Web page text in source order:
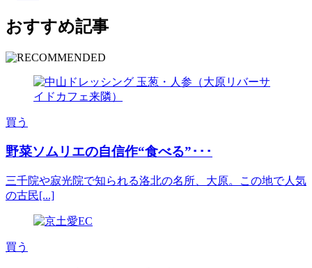
おすすめ記事
買う
野菜ソムリエの自信作“食べる”･･･
三千院や寂光院で知られる洛北の名所、大原。この地で人気
の古民[...]
買う